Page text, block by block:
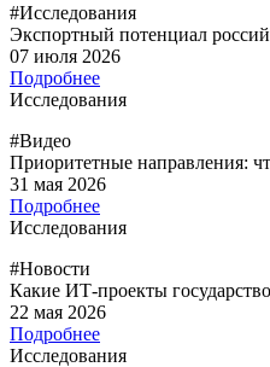
#Исследования
Экспортный потенциал
07 июля 2026
Подробнее
Исследования
#Видео
Приоритетные направления:
31 мая 2026
Подробнее
Исследования
#Новости
Какие ИТ-проекты
22 мая 2026
Подробнее
Исследования